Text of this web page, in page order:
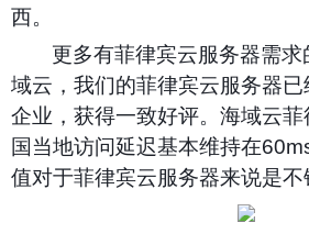
西。
更多有菲律宾云服务器需
域云，我们的菲律宾云服务器
企业，获得一致好评。海域云
国当地访问延迟基本维持在
值对于菲律宾云服务器来说是不